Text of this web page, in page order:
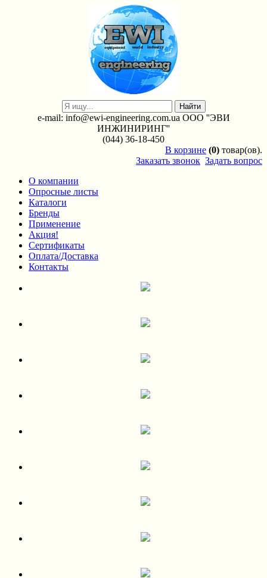
e-mail: info@ewi-engineering.com.ua ООО ''ЭВИ
ИНЖИНИРИНГ''
(044) 36-18-450
В корзине (0) товар(ов).
Заказать звонок Задать вопрос
О компании
Опросные листы
Каталоги
Бренды
Применение
Акция!
Сертификаты
Оплата/Доставка
Контакты